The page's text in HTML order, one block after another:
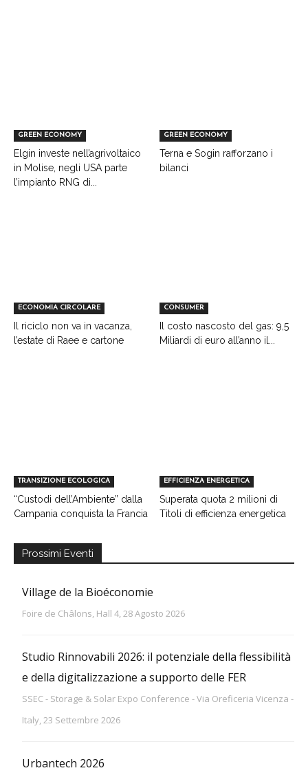
GREEN ECONOMY
Elgin investe nell’agrivoltaico
in Molise, negli USA parte
l’impianto RNG di...
GREEN ECONOMY
Terna e Sogin rafforzano i
bilanci
ECONOMIA CIRCOLARE
Il riciclo non va in vacanza,
l’estate di Raee e cartone
CONSUMER
Il costo nascosto del gas: 9,5
Miliardi di euro all’anno il...
TRANSIZIONE ECOLOGICA
“Custodi dell’Ambiente” dalla
Campania conquista la Francia
EFFICIENZA ENERGETICA
Superata quota 2 milioni di
Titoli di efficienza energetica
Prossimi Eventi
Village de la Bioéconomie
Foire de Châlons, Hall 4, 28 Agosto 2026
Studio Rinnovabili 2026: il potenziale della flessibilità
e della digitalizzazione a supporto delle FER
SSEC - Storage & Solar Expo Conference - Via Oreficeria Vicenza -
Italy, 23 Settembre 2026
Urbantech 2026